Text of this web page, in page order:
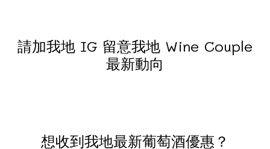
請加我地 IG 留意我地 Wine Couple
最新動向
想收到我地最新葡萄酒優惠？